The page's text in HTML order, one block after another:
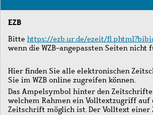
Journals
EZB
Bitte https://ezb.ur.de/ezeit/
wenn die WZB-angepassten Seiten nicht
Hier finden Sie alle elektronischen
Sie im WZB online zugreifen können.
Das Ampelsymbol hinter den
welchem Rahmen ein Volltextzugriff auf
Zeitschrift möglich ist. Der Volltext